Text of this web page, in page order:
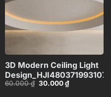
3D Modern Ceiling Light
Design_HJI4803719931072
60.000₫ Giá
30.000₫Giá
hiện